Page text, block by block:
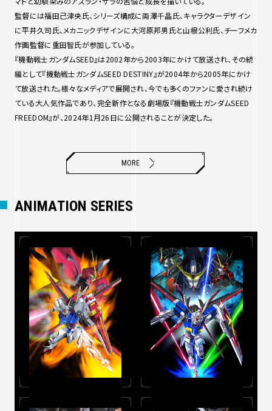
監督には福田己津央氏、シリーズ構成に両澤千晶氏、キャラクターデザイン
に平井久司氏、メカニックデザインに大河原邦男氏と山根公利氏、チーフメカ
作画監督に重田智氏が参加している。
『機動戦士ガンダムSEED』は2002年から2003年にかけて放送され、その続
編として『機動戦士ガンダムSEED DESTINY』が2004年から2005年にかけ
て放送された。様々なメディアで展開され、今でも多くのファンに愛され続け
ている大人気作品であり、完全新作となる劇場版『機動戦士ガンダムSEED
FREEDOM』が、2024年1月26日に公開されることが決定した。
MORE
ANIMATION SERIES